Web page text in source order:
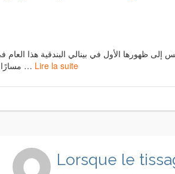
مسارًا غير تقليدي، حيث تتحدى الحرفية والذاكرة والبحث الأصيل الآليات … Lire la suite
Lorsque le